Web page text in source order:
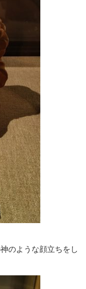
のような顔立ちをし